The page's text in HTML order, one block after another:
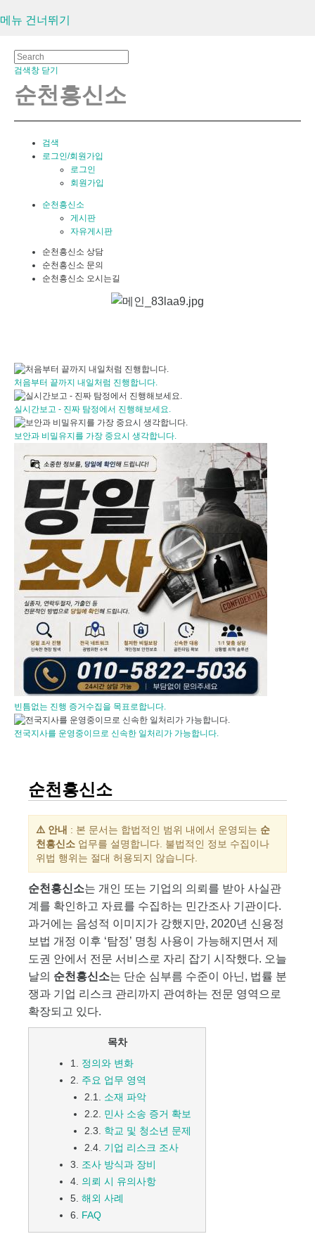
메뉴 건너뛰기
검색창 닫기
순천흥신소
검색
로그인/회원가입
로그인
회원가입
순천흥신소
게시판
자유게시판
순천흥신소 상담
순천흥신소 문의
순천흥신소 오시는길
처음부터 끝까지 내일처럼 진행합니다.
실시간보고 - 진짜 탐정에서 진행해보세요.
보안과 비밀유지를 가장 중요시 생각합니다.
빈틈없는 진행 증거수집을 목표로합니다.
전국지사를 운영중이므로 신속한 일처리가 가능합니다.
순천흥신소
⚠️ 안내 : 본 문서는 합법적인 범위 내에서 운영되는 순
천흥신소 업무를 설명합니다. 불법적인 정보 수집이나
위법 행위는 절대 허용되지 않습니다.
순천흥신소는 개인 또는 기업의 의뢰를 받아 사실관
계를 확인하고 자료를 수집하는 민간조사 기관이다.
과거에는 음성적 이미지가 강했지만, 2020년 신용정
보법 개정 이후 ‘탐정’ 명칭 사용이 가능해지면서 제
도권 안에서 전문 서비스로 자리 잡기 시작했다. 오늘
날의 순천흥신소는 단순 심부름 수준이 아닌, 법률 분
쟁과 기업 리스크 관리까지 관여하는 전문 영역으로
확장되고 있다.
목차
1. 정의와 변화
2. 주요 업무 영역
2.1. 소재 파악
2.2. 민사 소송 증거 확보
2.3. 학교 및 청소년 문제
2.4. 기업 리스크 조사
3. 조사 방식과 장비
4. 의뢰 시 유의사항
5.해외 사례
6. FAQ